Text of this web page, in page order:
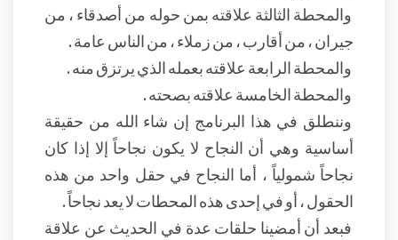
والمحطة الثالثة علاقته بمن حوله من أصدقاء ، من
جيران ، من أقارب ، من زملاء ، من الناس عامة .
والمحطة الرابعة علاقته بعمله الذي يرتزق منه .
والمحطة الخامسة علاقته بصحته .
وننطلق في هذا البرنامج إن شاء الله من حقيقة
أساسية وهي أن النجاح لا يكون نجاحاً إلا إذا كان
نجاحاً شمولياً ، أما النجاح في حقل واحد من هذه
الحقول ، أو في إحدى هذه المحطات لا يعد نجاحاً .
فبعد أن أمضينا حلقات عدة في الحديث عن علاقة